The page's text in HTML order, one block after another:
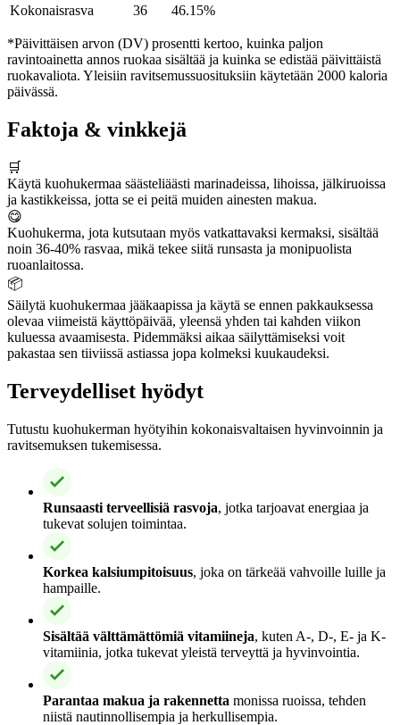
Kokonaisrasva
36 46.15%
*Päivittäisen arvon (DV) prosentti kertoo, kuinka paljon
ravintoainetta annos ruokaa sisältää ja kuinka se edistää päivittäistä
ruokavaliota. Yleisiin ravitsemussuosituksiin käytetään 2000 kaloria
päivässä.
Faktoja & vinkkejä
🛒
Käytä kuohukermaa säästeliäästi marinadeissa, lihoissa, jälkiruoissa
ja kastikkeissa, jotta se ei peitä muiden ainesten makua.
😋
Kuohukerma, jota kutsutaan myös vatkattavaksi kermaksi, sisältää
noin 36-40% rasvaa, mikä tekee siitä runsasta ja monipuolista
ruoanlaitossa.
📦
Säilytä kuohukermaa jääkaapissa ja käytä se ennen pakkauksessa
olevaa viimeistä käyttöpäivää, yleensä yhden tai kahden viikon
kuluessa avaamisesta. Pidemmäksi aikaa säilyttämiseksi voit
pakastaa sen tiiviissä astiassa jopa kolmeksi kuukaudeksi.
Terveydelliset hyödyt
Tutustu kuohukerman hyötyihin kokonaisvaltaisen hyvinvoinnin ja
ravitsemuksen tukemisessa.
Runsaasti terveellisiä rasvoja, jotka tarjoavat energiaa ja
tukevat solujen toimintaa.
Korkea kalsiumpitoisuus, joka on tärkeää vahvoille luille ja
hampaille.
Sisältää välttämättömiä vitamiineja, kuten A-, D-, E- ja K-
vitamiinia, jotka tukevat yleistä terveyttä ja hyvinvointia.
Parantaa makua ja rakennetta monissa ruoissa, tehden
niistä nautinnollisempia ja herkullisempia.